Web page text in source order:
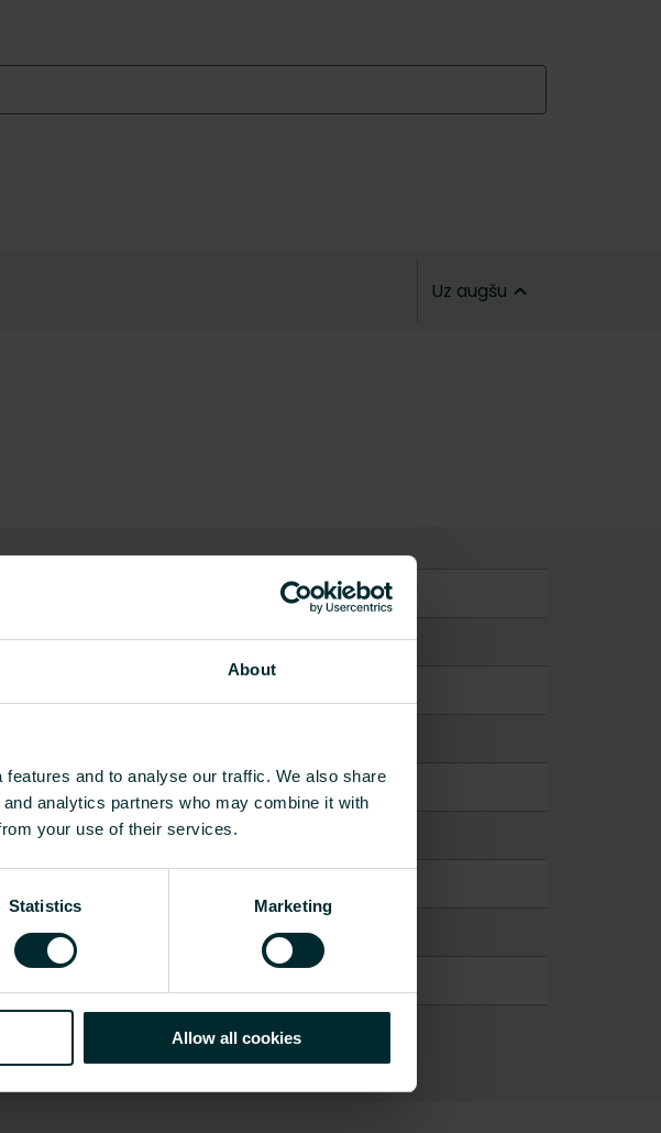
About
and to analyse our traffic. We also share
analytics partners who may combine it with
your use of their services.
Statistics Marketing
Allow all cookies
Uz augšu